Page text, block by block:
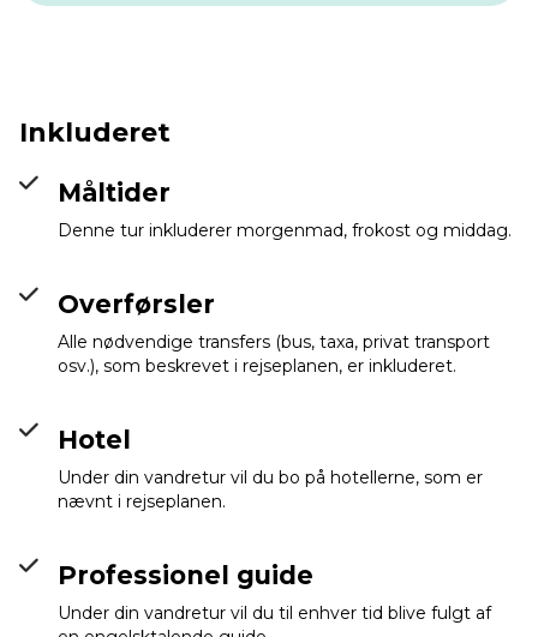
Wabe Shebelle Hotel Info
Inkluderet
Måltider
Denne tur inkluderer morgenmad, frokost og middag.
Overførsler
Alle nødvendige transfers (bus, taxa, privat transport
osv.), som beskrevet i rejseplanen, er inkluderet.
Hotel
Under din vandretur vil du bo på hotellerne, som er
nævnt i rejseplanen.
Professionel guide
Under din vandretur vil du til enhver tid blive fulgt af